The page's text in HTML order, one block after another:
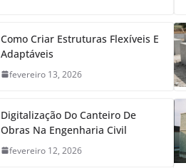
Como Criar Estruturas Flexíveis E
Adaptáveis
fevereiro 13, 2026
Digitalização Do Canteiro De
Obras Na Engenharia Civil
fevereiro 12, 2026